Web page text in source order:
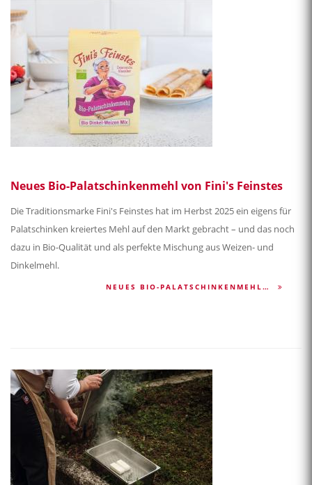
Neues Bio-Palatschinkenmehl von Fini's Feinstes
Die Traditionsmarke Fini's Feinstes hat im Herbst 2025 ein eigens für
Palatschinken kreiertes Mehl auf den Markt gebracht – und das noch
dazu in Bio-Qualität und als perfekte Mischung aus Weizen- und
Dinkelmehl.
NEUES BIO-PALATSCHINKENMEHL…